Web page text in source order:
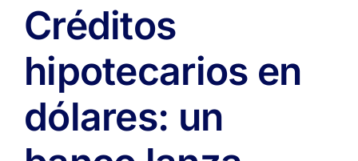
Créditos
hipotecarios en
dólares: un